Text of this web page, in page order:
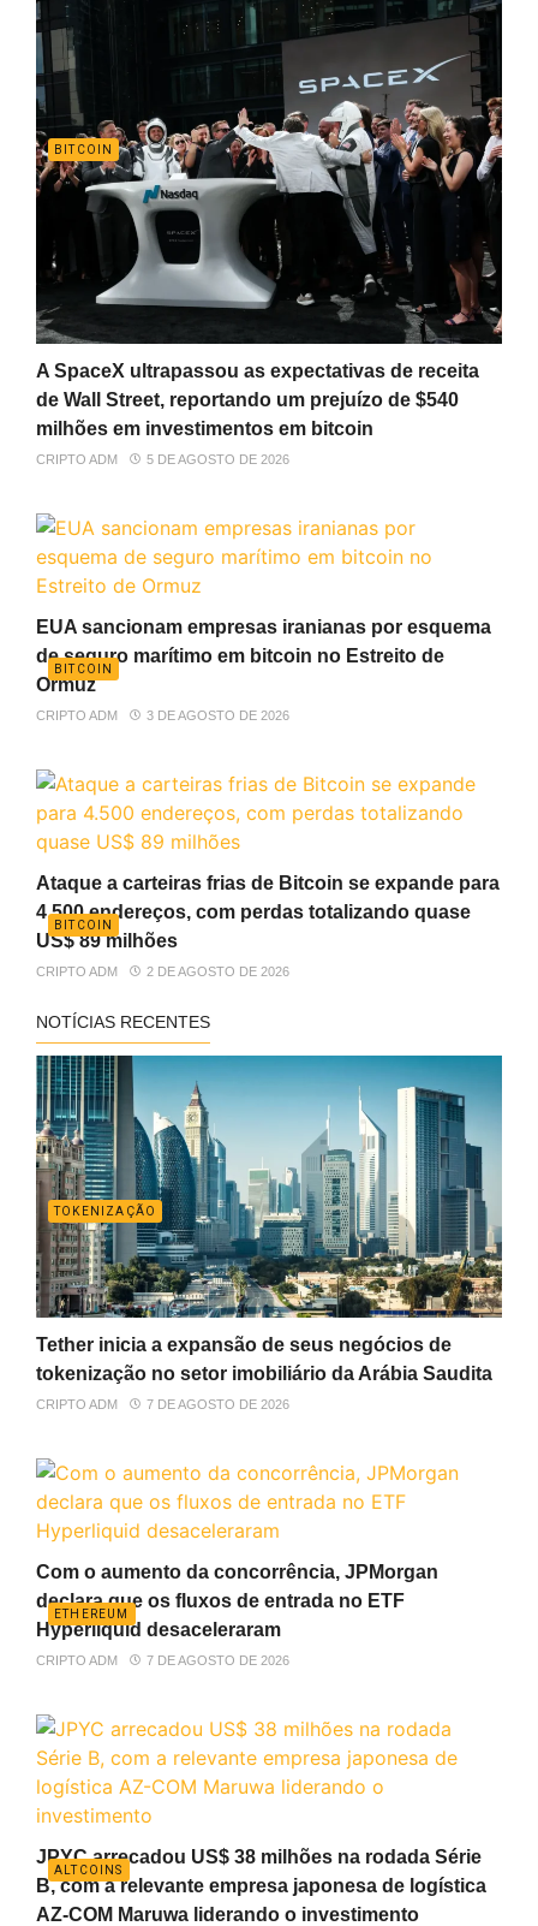
BITCOIN
A SpaceX ultrapassou as expectativas de receita
de Wall Street, reportando um prejuízo de $540
milhões em investimentos em bitcoin
CRIPTO ADM 5 DE AGOSTO DE 2026
BITCOIN
EUA sancionam empresas iranianas por esquema
de seguro marítimo em bitcoin no Estreito de
Ormuz
CRIPTO ADM 3 DE AGOSTO DE 2026
BITCOIN
Ataque a carteiras frias de Bitcoin se expande para
4.500 endereços, com perdas totalizando quase
US$ 89 milhões
CRIPTO ADM 2 DE AGOSTO DE 2026
NOTÍCIAS RECENTES
TOKENIZAÇÃO
Tether inicia a expansão de seus negócios de
tokenização no setor imobiliário da Arábia Saudita
CRIPTO ADM 7 DE AGOSTO DE 2026
ETHEREUM
Com o aumento da concorrência, JPMorgan
declara que os fluxos de entrada no ETF
Hyperliquid desaceleraram
CRIPTO ADM 7 DE AGOSTO DE 2026
ALTCOINS
JPYC arrecadou US$ 38 milhões na rodada Série
B, com a relevante empresa japonesa de logística
AZ-COM Maruwa liderando o investimento